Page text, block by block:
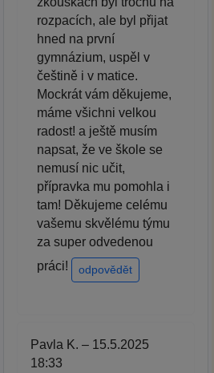
rozpacích, ale byl přijat
hned na první
gymnázium, uspěl v
češtině i v matice.
Mockrát vám děkujeme,
máme všichni velkou
radost! a ještě musím
napsat, že ve škole se
nemusí nic učit,
přípravka mu pomohla i
tam! Děkujeme celému
vašemu skvělému týmu
za super odvedenou
práci!
odpovědět
Pavla K. – 15.5.2025
18:33